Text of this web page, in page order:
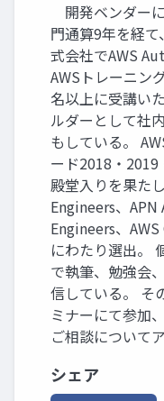
開発ベンダー
門通算9年を経
式会社でAWS
AWSトレーニン
名以上に受講い
ルダーとして社
もしている。
ード2018・2019
殿堂入りを果た
Engineers、
Engineers、
にわたり選出。
で執筆、勉強会
信している。 そ
ミナーにて参加
ご相談について
シェア